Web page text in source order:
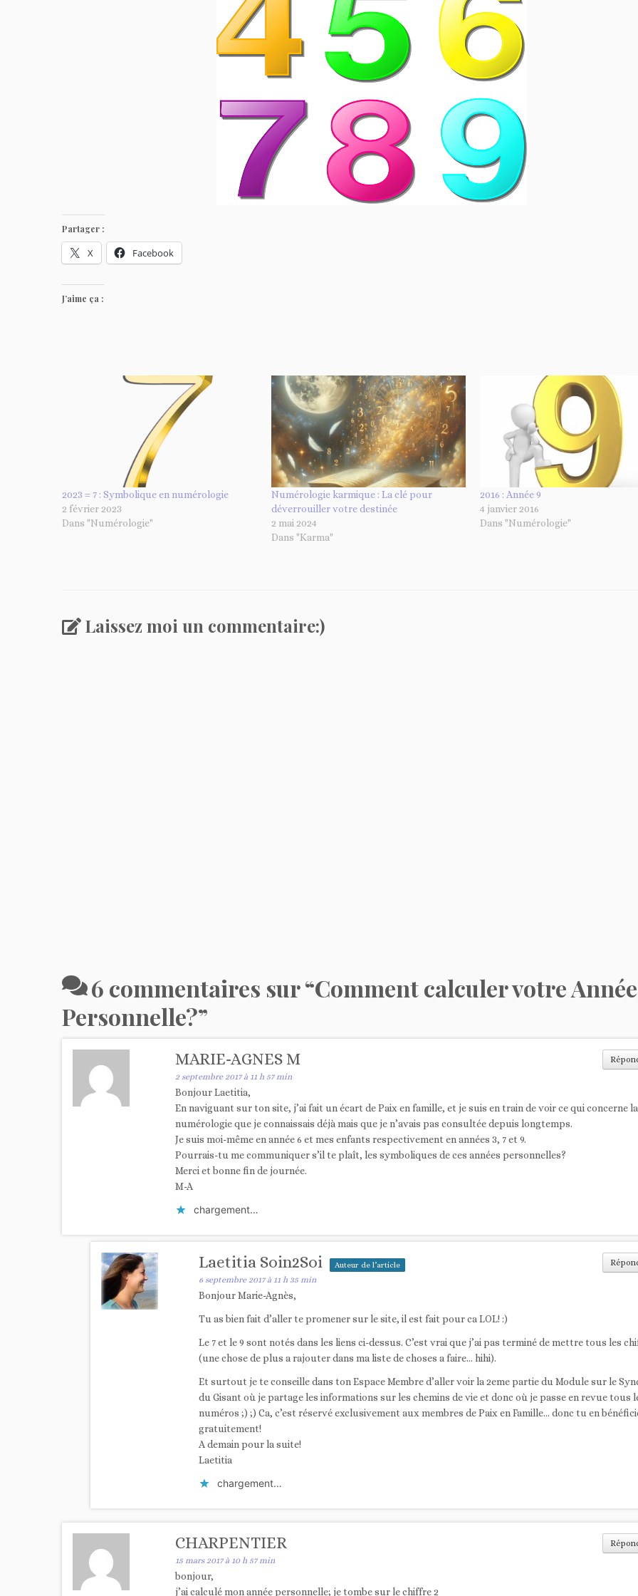
Partager :
X Facebook
J’aime ça :
2023 = 7 : Symbolique en numérologie
2 février 2023
Dans "Numérologie"
Numérologie karmique : La clé pour
déverrouiller votre destinée
2 mai 2024
Dans "Karma"
2016 : Année 9
4 janvier 2016
Dans "Numérologie"
Laissez moi un commentaire:)
6 commentaires sur “Comment calculer votre Année
Personnelle?”
MARIE-AGNES M
2 septembre 2017 à 11 h 57 min
Bonjour Laetitia,
En naviguant sur ton site, j’ai fait un écart de Paix en famille, et je suis en train de voir ce qui concerne la
numérologie que je connaissais déjà mais que je n’avais pas consultée depuis longtemps.
Je suis moi-même en année 6 et mes enfants respectivement en années 3, 7 et 9.
Pourrais-tu me communiquer s’il te plaît, les symboliques de ces années personnelles?
Merci et bonne fin de journée.
M-A
chargement…
Laetitia Soin2Soi Auteur de l’article
6 septembre 2017 à 11 h 35 min
Bonjour Marie-Agnès,
Tu as bien fait d’aller te promener sur le site, il est fait pour ca LOL! :)
Le 7 et le 9 sont notés dans les liens ci-dessus. C’est vrai que j’ai pas terminé de mettre tous les
(une chose de plus a rajouter dans ma liste de choses a faire… hihi).
Et surtout je te conseille dans ton Espace Membre d’aller voir la 2eme partie du Module sur le
du Gisant où je partage les informations sur les chemins de vie et donc où je passe en revue tous
numéros ;) ;) Ca, c’est réservé exclusivement aux membres de Paix en Famille… donc tu en
gratuitement!
A demain pour la suite!
Laetitia
chargement…
CHARPENTIER
15 mars 2017 à 10 h 57 min
bonjour,
j’ai calculé mon année personnelle; je tombe sur le chiffre 2